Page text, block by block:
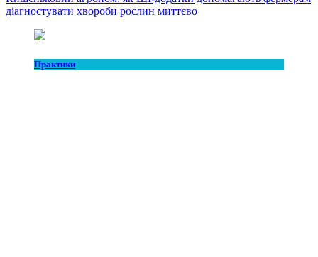
діагностувати хвороби рослин миттєво
Практики